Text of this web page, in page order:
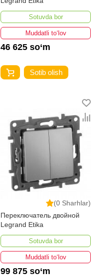
Sotuvda bor
Muddatli to‘lov
46 625 so‘m
Sotib olish
(0 Sharhlar)
Переключатель двойной
Legrand Etika
Sotuvda bor
Muddatli to‘lov
99 875 so‘m